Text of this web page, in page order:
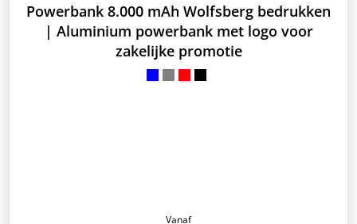
Powerbank 8.000 mAh Wolfsberg bedrukken
| Aluminium powerbank met logo voor
zakelijke promotie
Vanaf